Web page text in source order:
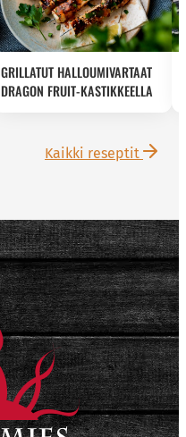
GRILLATUT HALLOUMIVARTAAT
DRAGON FRUIT-KASTIKKEELLA
Kaikki reseptit